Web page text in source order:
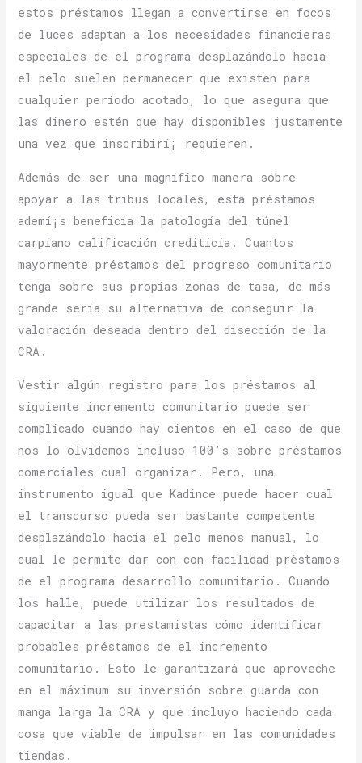
estos préstamos llegan a convertirse en focos
de luces adaptan a los necesidades financieras
especiales de el programa desplazándolo hacia
el pelo suelen permanecer que existen para
cualquier período acotado, lo que asegura que
las dinero estén que hay disponibles justamente
una vez que inscribirí¡ requieren.
Además de ser una magnifico manera sobre
apoyar a las tribus locales, esta préstamos
ademí¡s beneficia la patologí­a del túnel
carpiano calificación crediticia. Cuantos
mayormente préstamos del progreso comunitario
tenga sobre sus propias zonas de tasa, de más
grande sería su alternativa de conseguir la
valoración deseada dentro del disección de la
CRA.
Vestir algún registro para los préstamos al
siguiente incremento comunitario puede ser
complicado cuando hay cientos en el caso de que
nos lo olvidemos incluso 100’s sobre préstamos
comerciales cual organizar. Pero, una
instrumento igual que Kadince puede hacer cual
el transcurso pueda ser bastante competente
desplazándolo hacia el pelo menos manual, lo
cual le permite dar con con facilidad préstamos
de el programa desarrollo comunitario. Cuando
los halle, puede utilizar los resultados de
capacitar a las prestamistas cómo identificar
probables préstamos de el incremento
comunitario. Esto le garantizará que aproveche
en el máximum su inversión sobre guarda con
manga larga la CRA y que incluyo haciendo cada
cosa que viable de impulsar en las comunidades
tiendas.